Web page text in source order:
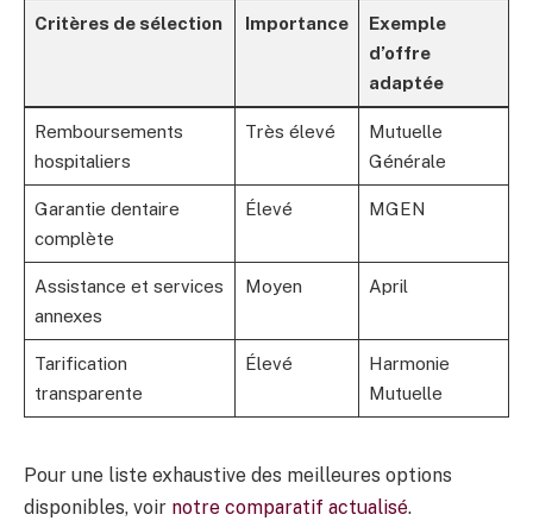
Critères de sélection Importance
Exemple
d’offre
adaptée
Remboursements
hospitaliers
Très élevé
Mutuelle
Générale
Garantie dentaire
complète
Élevé MGEN
Assistance et services
annexes
Moyen April
Tarification
transparente
Élevé
Harmonie
Mutuelle
Pour une liste exhaustive des meilleures options
disponibles, voir notre comparatif actualisé.